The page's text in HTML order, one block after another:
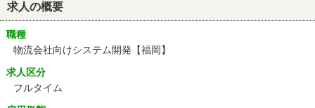
求人の概要
職種
物流会社向けシステム開発【福岡】
求人区分
フルタイム